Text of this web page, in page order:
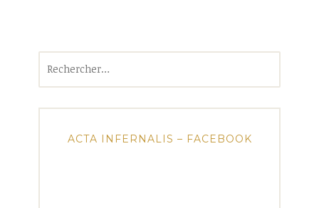
ACTA INFERNALIS – FACEBOOK